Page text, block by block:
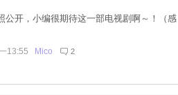
公开，小编很期待这一部电视剧啊～！（感
13:55 Mico 2